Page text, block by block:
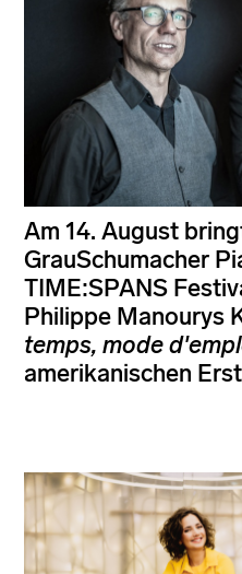
Am 14. August
GrauSchumacher
TIME:SPANS
Philippe Manourys
temps, mode
amerikanischen